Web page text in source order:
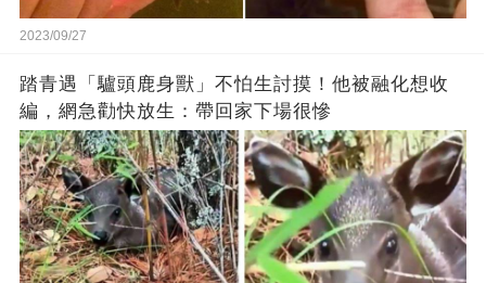
2023/09/27
踏青遇「驢頭鹿身獸」不怕生討摸！他被融化想收
編，網急勸快放生：帶回家下場很慘